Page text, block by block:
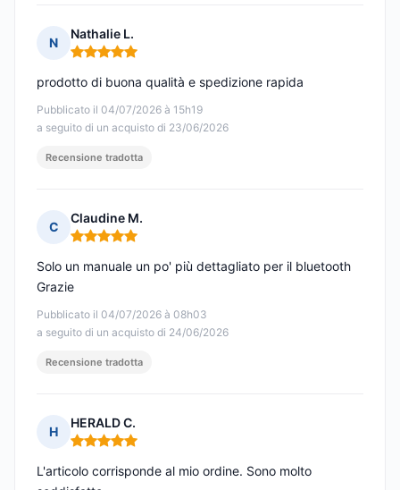
N
Nathalie L.
Nota: 5 su 5
Pubblicato il 04/07/2026 à 15h19
a seguito di un acquisto di 23/06/2026
prodotto di buona qualità e spedizione rapida
Recensione tradotta
C
Claudine M.
Nota: 5 su 5
Pubblicato il 04/07/2026 à 08h03
a seguito di un acquisto di 24/06/2026
Solo un manuale un po' più dettagliato per il bluetooth
Grazie
Recensione tradotta
H
HERALD C.
Nota: 5 su 5
L'articolo corrisponde al mio ordine. Sono molto